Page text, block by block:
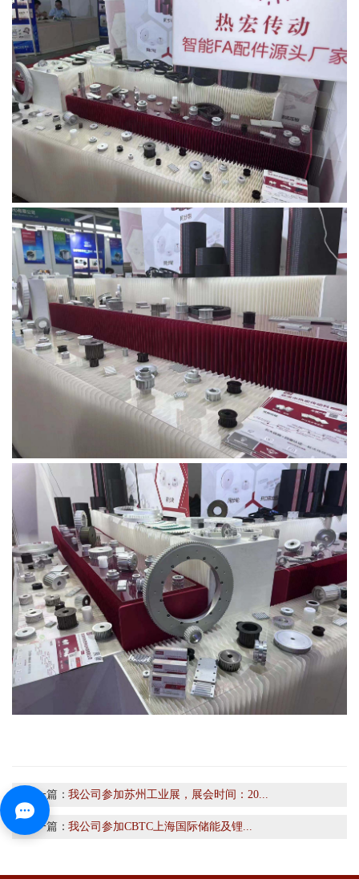
上一篇：我公司参加苏州工业展，展会时间：20...
下一篇：我公司参加CBTC上海国际储能及锂...